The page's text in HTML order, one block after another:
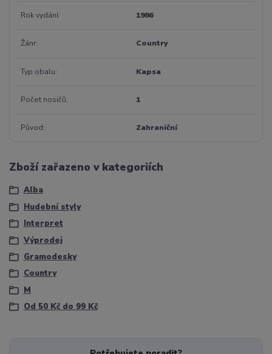
Rok vydání 1986
Žánr Country
Typ obalu Kapsa
Počet nosičů 1
Původ Zahraniční
Zboží zařazeno v kategoriích
Alba
Hudební styly
Interpret
Výprodej
Gramodesky
Country
M
Od 50 Kč do 99 Kč